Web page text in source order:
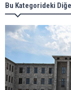
Bu Kategorideki